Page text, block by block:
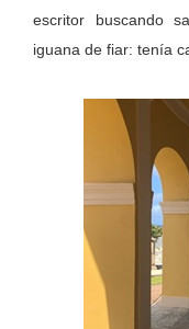
escritor buscando
iguana de fiar: tenía